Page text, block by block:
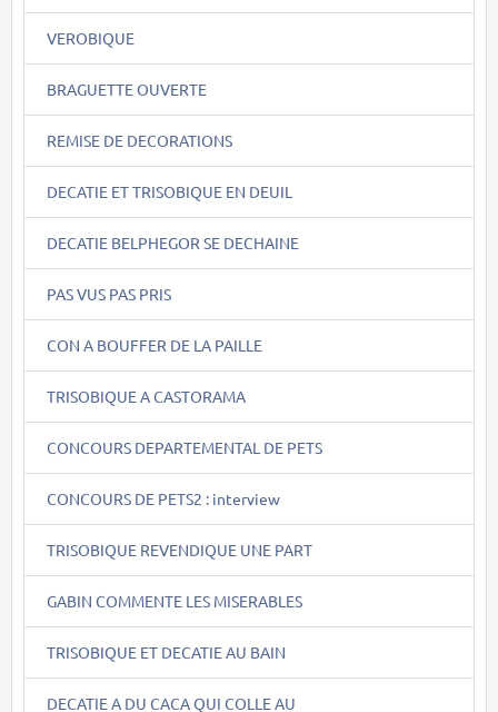
VEROBIQUE
BRAGUETTE OUVERTE
REMISE DE DECORATIONS
DECATIE ET TRISOBIQUE EN DEUIL
DECATIE BELPHEGOR SE DECHAINE
PAS VUS PAS PRIS
CON A BOUFFER DE LA PAILLE
TRISOBIQUE A CASTORAMA
CONCOURS DEPARTEMENTAL DE PETS
CONCOURS DE PETS2 : interview
TRISOBIQUE REVENDIQUE UNE PART
GABIN COMMENTE LES MISERABLES
TRISOBIQUE ET DECATIE AU BAIN
DECATIE A DU CACA QUI COLLE AU